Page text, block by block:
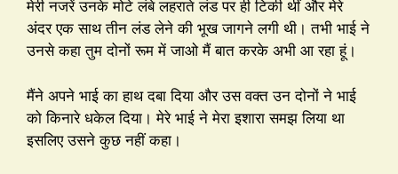
मेरी नजरें उनके मोटे लंबे लहराते लंड पर ही टिकी थीं और मेरे
अंदर एक साथ तीन लंड लेने की भूख जागने लगी थी। तभी भाई ने
उनसे कहा तुम दोनों रूम में जाओ मैं बात करके अभी आ रहा हूं।
मैंने अपने भाई का हाथ दबा दिया और उस वक्त उन दोनों ने भाई
को किनारे धकेल दिया। मेरे भाई ने मेरा इशारा समझ लिया था
इसलिए उसने कुछ नहीं कहा।